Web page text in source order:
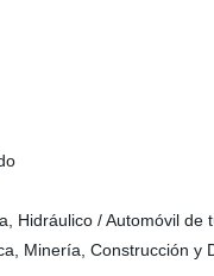
Hidráulico / Automóvil
Minería, Construcción y